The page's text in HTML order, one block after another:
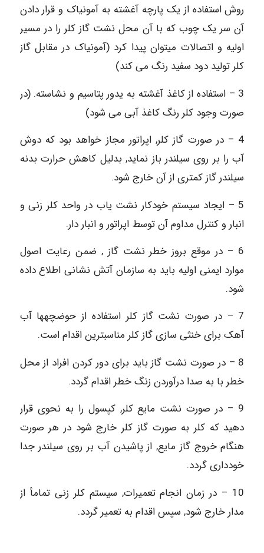
روش استفاده از یک پارچه آغشته به آمونیاک و قرار دادن
آن سر یک چوب که با آن محل نشت گاز کلر را در مسیر
اولیه و اتصالات می‏توان پیدا کرد (آمونیاک در مقابل گاز
کلر تولید دود سفید رنگ می ‏کند)
3 – استفاده از کاغذ آغشته به یدور پتاسیم و نشاسته. (در
صورت وجود کلر رنگ کاغذ آبی می‏ شود)
4 – در صورت گاز کلر, اپراتور مجاز خواهد بود که دوش
آب را بر روی سیلندر باز نماید, بدلیل کاهش حرارت بدنه
سیلندر گاز کمتری از آن خارج شود.
5 – ایجاد سیستم خودکار نشت یاب در واحد کلر زنی و
انبار و کنترل مداوم آن توسط اپراتور و انبار دار.
6 – در موقع بروز خطر نشت گاز , ضمن رعایت اصول
موارد ایمنی اولیه باید به سازمان آتش نشانی اطلاع داده
شود.
7 – در صورت نشت گاز کلر استفاده از حوضچه‏ها آب
آهک برای خنثی سازی گاز کلر مناسب‏ترین اقدام است.
8 – در صورت نشت گاز باید برای دور کردن افراد از محل
خطر با به صدا درآوردن زنگ خطر اقدام گردد.
9 – در صورت نشت مایع کلر, کپسول را به نحوی قرار
دهید که کلر به صورت گاز کلر خارج شود در هر صورت
هنگام خروج گاز مایع, از پاشیدن آب بر روی سیلندر جدا
خودداری گردد.
10 – در زمان انجام تعمیرات, سیستم کلر زنی تمامأ از
مدار خارج شود, سپس اقدام به تعمیر گردد.